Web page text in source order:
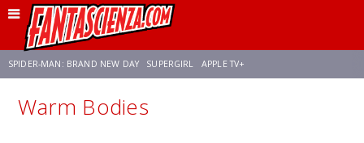
SPIDER-MAN: BRAND NEW DAY SUPERGIRL APPLE TV+
FRANCO RICCIARDIELLO ZENDAYA
Warm Bodies